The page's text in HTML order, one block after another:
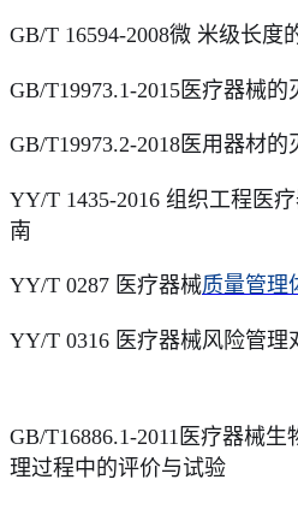
GB/T 16594-2008微 米级长度
GB/T19973.1-2015医疗器械的
GB/T19973.2-2018医用器材
YY/T 1435-2016 组织工程医
南
YY/T 0287 医疗器械质量管理
YY/T 0316 医疗器械风险管理
GB/T16886.1-2011医疗器械
理过程中的评价与试验